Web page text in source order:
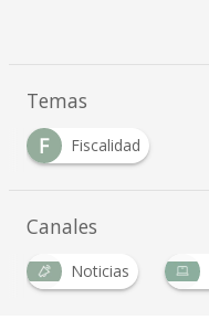
Temas
F
Fiscalidad
Canales
Noticias